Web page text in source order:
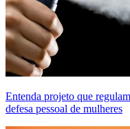
Entenda projeto que
defesa pessoal de mulheres